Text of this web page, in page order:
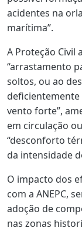
acidentes na
marítima”.
A Proteção Civil
“arrastamento
soltos, ou ao
vento forte”,
em circulação
“desconforto
da intensidade
O impacto dos
com a ANEPC,
adoção de
nas zonas